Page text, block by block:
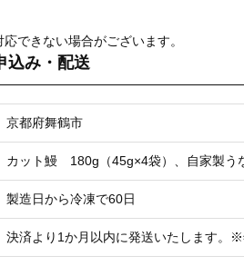
できない場合がございます。
込み・配送
京都府舞鶴市
カット鰻 180g（45g×4袋）、自家製う
製造日から冷凍で60日
決済より1か月以内に発送いたします。※